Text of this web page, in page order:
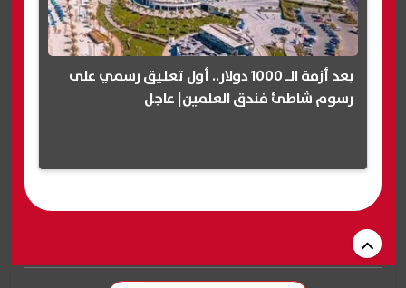
بعد أزمة الـ 1000 دولار.. أول تعليق رسمي على
رسوم شاطئ فندق العلمين| عاجل